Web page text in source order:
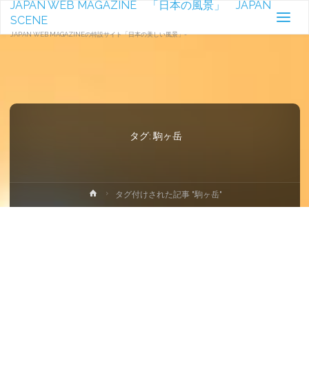
JAPAN WEB MAGAZINE 「日本の風景」 JAPAN
SCENE
JAPAN WEB MAGAZINEの特設サイト「日本の美しい風景」-
タグ:駒ヶ岳
ホ
ー
タグ付けされた記事 "駒ヶ岳"